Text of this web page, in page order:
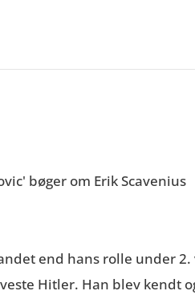
end hans rolle under
Hitler. Han blev